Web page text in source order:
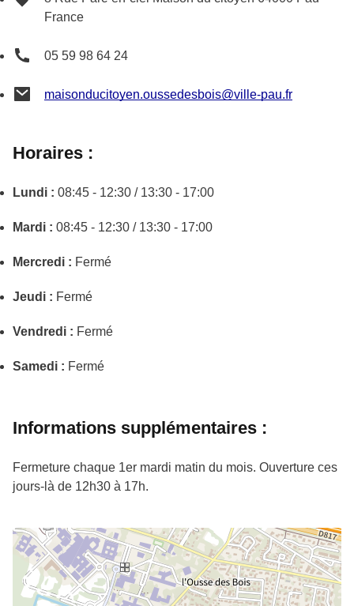
France
05 59 98 64 24
maisonducitoyen.oussedesbois@ville-pau.fr
Horaires :
Lundi : 08:45 - 12:30 / 13:30 - 17:00
Mardi : 08:45 - 12:30 / 13:30 - 17:00
Mercredi : Fermé
Jeudi : Fermé
Vendredi : Fermé
Samedi : Fermé
Informations supplémentaires :
Fermeture chaque 1er mardi matin du mois. Ouverture ces
jours-là de 12h30 à 17h.